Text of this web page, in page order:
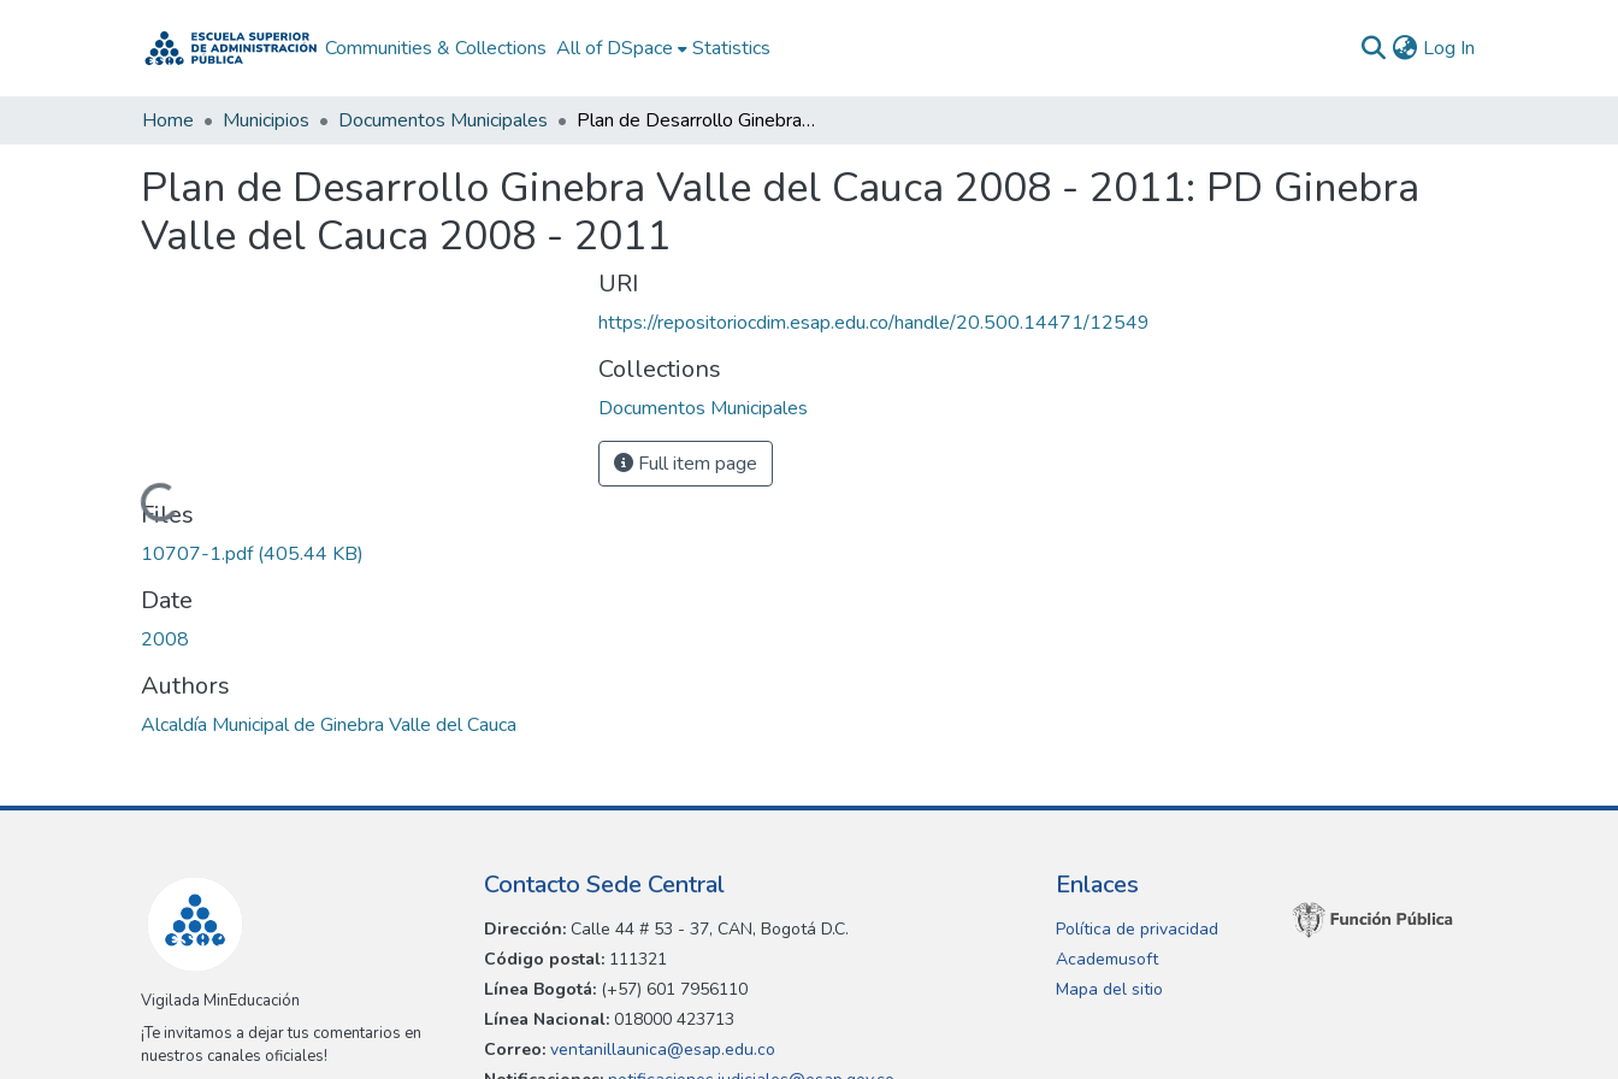
Communities & Collections All of DSpace Statistics Log In
Home Municipios Documentos Municipales Plan de Desarrollo Ginebra Valle del Cauca 2008 - 2011: PD Ginebra Valle del Cauca 2008 - 2011
Plan de Desarrollo Ginebra Valle del Cauca 2008 - 2011: PD Ginebra
Valle del Cauca 2008 - 2011
Loading...
Files
10707-1.pdf(405.44 KB)
Date
2008
Authors
Alcaldía Municipal de Ginebra Valle del Cauca
URI
https://repositoriocdim.esap.edu.co/handle/20.500.14471/12549
Collections
Documentos Municipales
Full item page
Vigilada MinEducación
¡Te invitamos a dejar tus comentarios en
nuestros canales oficiales!
Contacto Sede Central
Dirección: Calle 44 # 53 - 37, CAN, Bogotá D.C.
Código postal: 111321
Línea Bogotá: (+57) 601 7956110
Línea Nacional: 018000 423713
Correo: ventanillaunica@esap.edu.co
Enlaces
Política de privacidad
Academusoft
Mapa del sitio